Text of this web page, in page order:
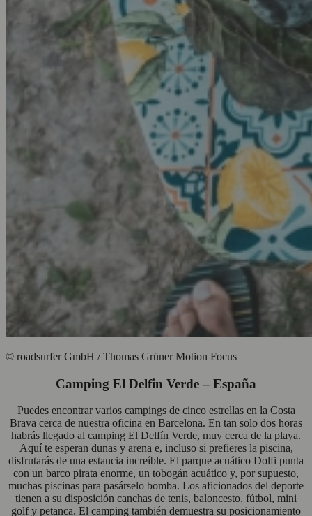
© roadsurfer GmbH / Thomas Grüner Motion Focus
Camping El Delfin Verde – España
Puedes encontrar varios campings de cinco estrellas en la Costa
Brava cerca de nuestra oficina en Barcelona. En tan solo dos horas
habrás llegado al camping El Delfín Verde, muy cerca de la playa.
Aquí te esperan dunas y arena e, incluso si prefieres la piscina,
disfrutarás de una estancia increíble. El parque acuático Dolfi punta
con un barco pirata enorme, un tobogán acuático y, por supuesto,
muchas piscinas para pasárselo bomba. Los aficionados del deporte
tienen a su disposición canchas de tenis, baloncesto, fútbol, mini
golf y petanca. El camping también demuestra su posicionamiento